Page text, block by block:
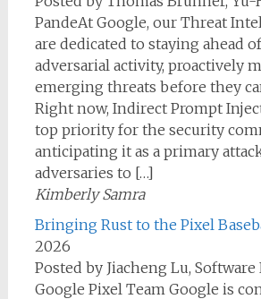
PandeAt Google, our Threat
are dedicated to staying ahead
adversarial activity, proactively
emerging threats before they
Right now, Indirect Prompt
top priority for the security
anticipating it as a primary
adversaries to […]
Kimberly Samra
Bringing Rust to the Pixel
2026
Posted by Jiacheng Lu, Software
Google Pixel Team Google is